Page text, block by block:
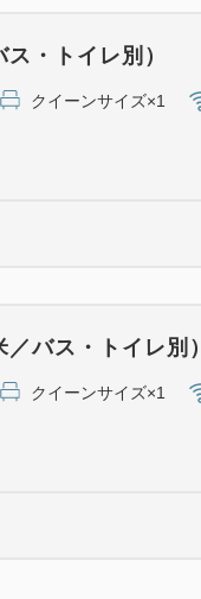
・その他エ
横浜アリー
鎌倉駅 約
JR成田エク
・トイレ別）
クイーンサイズ×1
バス・トイレ別）
クイーンサイズ×1